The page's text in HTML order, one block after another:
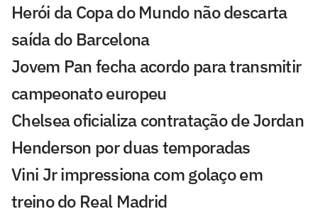
Herói da Copa do Mundo não descarta
saída do Barcelona
Jovem Pan fecha acordo para transmitir
campeonato europeu
Chelsea oficializa contratação de Jordan
Henderson por duas temporadas
Vini Jr impressiona com golaço em
treino do Real Madrid